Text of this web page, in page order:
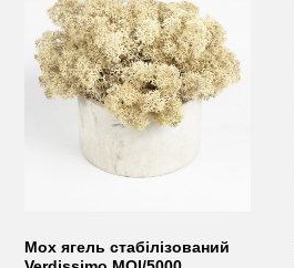
Мох ягель стабілізований